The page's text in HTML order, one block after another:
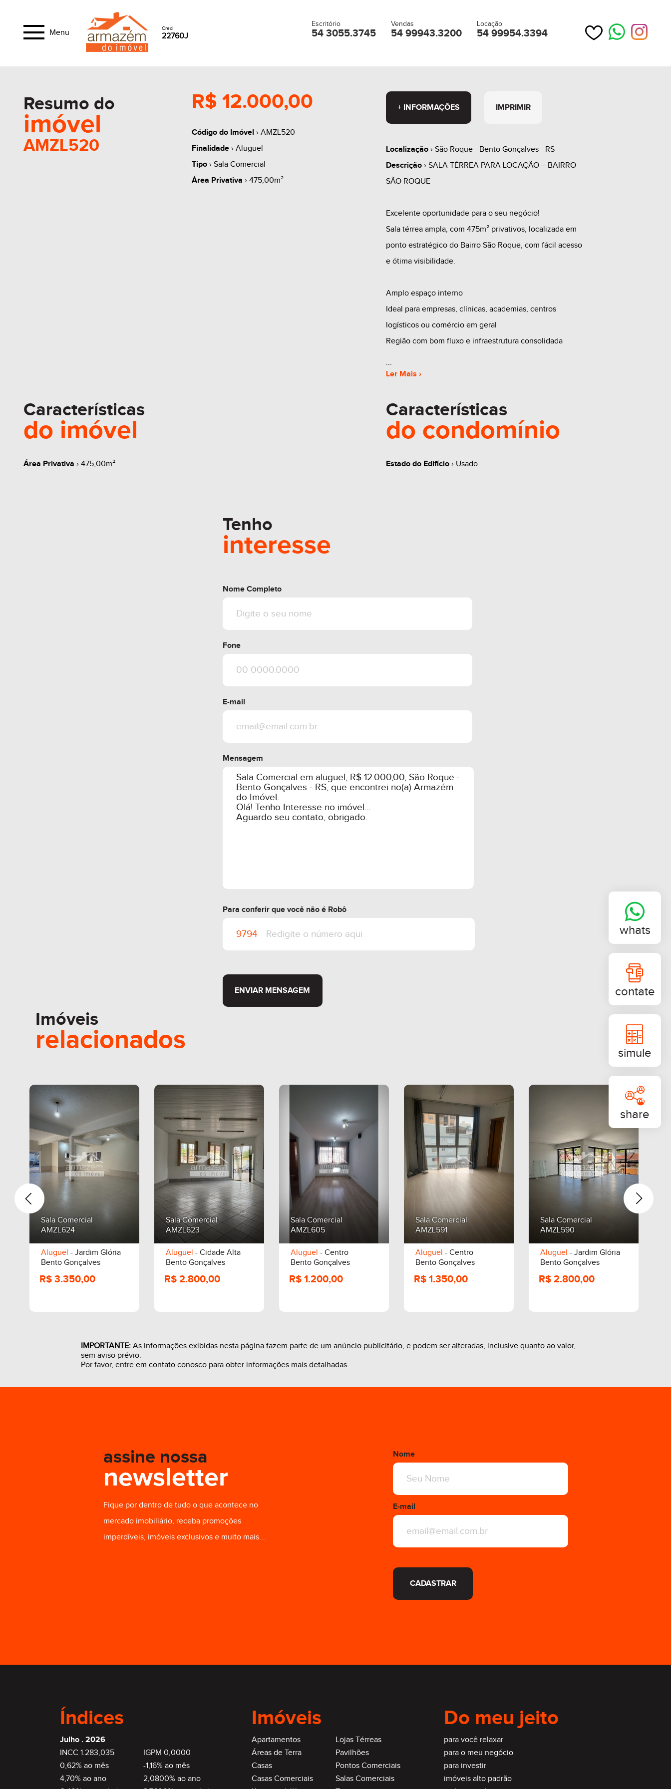
Menu Creci
22760J
Escritório
54 3055.3745
Vendas
54 99943.3200
Locação
54 99954.3394
whats
contate
simule
share
Resumo do
imóvel
AMZL520
R$ 12.000,00
Código do Imóvel › AMZL520
Finalidade› Aluguel
Tipo› Sala Comercial
Área Privativa › 475,00m²
+ INFORMAÇÕES IMPRIMIR
Localização › São Roque - Bento Gonçalves - RS
Descrição › SALA TÉRREA PARA LOCAÇÃO – BAIRRO
SÃO ROQUE
Excelente oportunidade para o seu negócio!
Sala térrea ampla, com 475m² privativos, localizada em
ponto estratégico do Bairro São Roque, com fácil acesso
e ótima visibilidade.
Amplo espaço interno
Ideal para empresas, clínicas, academias, centros
logísticos ou comércio em geral
Região com bom fluxo e infraestrutura consolidada
Bairro São Roque
4 banheiros
4 vagas de estacionamento
visita!
Ler Mais ›
Características
do imóvel
Área Privativa › 475,00m²
Características
do condomínio
Estado do Edifício › Usado
Tenho
interesse
Nome Completo
Fone
E-mail
Mensagem
Para conferir que você não é Robô
ENVIAR MENSAGEM
Imóveis
relacionados
Sala Comercial
AMZL624
Aluguel - Jardim Glória
Bento Gonçalves
Sala Comercial
AMZL623
Aluguel - Cidade Alta
Bento Gonçalves
Sala Comercial
AMZL605
Aluguel - Centro
Bento Gonçalves
Sala Comercial
AMZL591
Aluguel - Centro
Bento Gonçalves
Sala Comercial
AMZL590
Aluguel - Jardim Glória
Bento Gonçalves
IMPORTANTE: As informações exibidas nesta página fazem parte de um anúncio publicitário, e podem ser alteradas, inclusive quanto ao valor,
sem aviso prévio.
Por favor, entre em contato conosco para obter informações mais detalhadas.
assine nossa
newsletter
Fique por dentro de tudo o que acontece no
mercado imobiliário, receba promoções
imperdíveis, imóveis exclusivos e muito mais...
Nome
E-mail
CADASTRAR
Índices
Julho . 2026
INCC 1.283,035
0,62% ao mês
4,70% ao ano
IGPM 0,0000
-1,16% ao mês
2,0800% ao ano
Imóveis
Apartamentos
Áreas de Terra
Casas
Casas Comerciais
Lojas Térreas
Pavilhões
Pontos Comerciais
Salas Comerciais
Do meu jeito
para você relaxar
para o meu negócio
para investir
imóveis alto padrão